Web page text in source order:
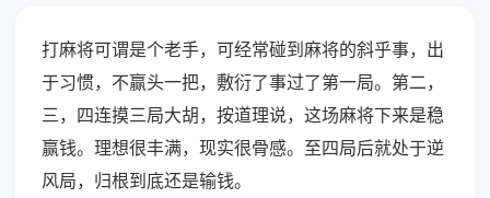
打麻将可谓是个老手，可经常碰到麻将的斜乎事，出
于习惯，不赢头一把，敷衍了事过了第一局。第二，
三，四连摸三局大胡，按道理说，这场麻将下来是稳
赢钱。理想很丰满，现实很骨感。至四局后就处于逆
风局，归根到底还是输钱。